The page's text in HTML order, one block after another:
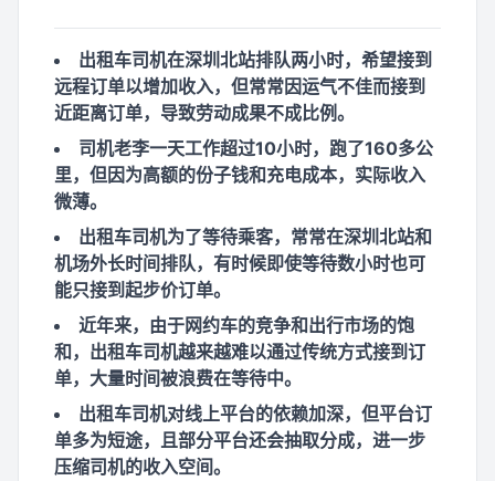
出租车司机在深圳北站排队两小时，希望接到
远程订单以增加收入，但常常因运气不佳而接到
近距离订单，导致劳动成果不成比例。
司机老李一天工作超过10小时，跑了160多公
里，但因为高额的份子钱和充电成本，实际收入
微薄。
出租车司机为了等待乘客，常常在深圳北站和
机场外长时间排队，有时候即使等待数小时也可
能只接到起步价订单。
近年来，由于网约车的竞争和出行市场的饱
和，出租车司机越来越难以通过传统方式接到订
单，大量时间被浪费在等待中。
出租车司机对线上平台的依赖加深，但平台订
单多为短途，且部分平台还会抽取分成，进一步
压缩司机的收入空间。